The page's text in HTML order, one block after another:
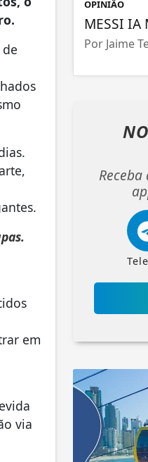
em
via
OPINIÃO
MESSI IA
Por Jaime